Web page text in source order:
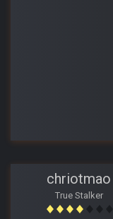
chriotmao
True Stalker